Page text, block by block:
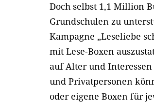
Doch selbst 1,1 Million
Grundschulen zu
Kampagne „Leseliebe
mit Lese-Boxen
auf Alter und
und Privatpersonen
oder eigene Boxen für